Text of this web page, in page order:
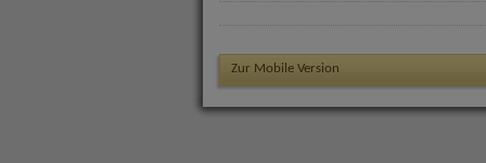
Zur Mobile Version